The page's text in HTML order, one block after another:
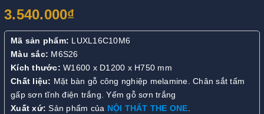
3.540.000₫
Mã sản phẩm: LUXL16C10M6
Màu sắc: M6S26
Kích thước: W1600 x D1200 x H750 mm
Chất liệu: Mặt bàn gỗ công nghiệp melamine. Chân sắt tấm
gấp sơn tĩnh điện trắng. Yếm gỗ sơn trắng
Xuất xứ: Sản phẩm của NỘI THẤT THE ONE.